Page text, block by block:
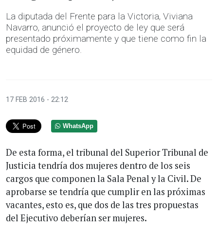
La diputada del Frente para la Victoria, Viviana
Navarro, anunció el proyecto de ley que será
presentado próximamente y que tiene como fin la
equidad de género.
17 FEB 2016 - 22:12
WhatsApp
De esta forma, el tribunal del Superior Tribunal de
Justicia tendría dos mujeres dentro de los seis
cargos que componen la Sala Penal y la Civil. De
aprobarse se tendría que cumplir en las próximas
vacantes, esto es, que dos de las tres propuestas
del Ejecutivo deberían ser mujeres.